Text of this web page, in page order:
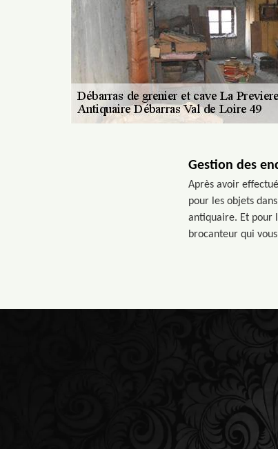
Gestion des
Après avoir
pour les objets
antiquaire. Et pour
brocanteur qui